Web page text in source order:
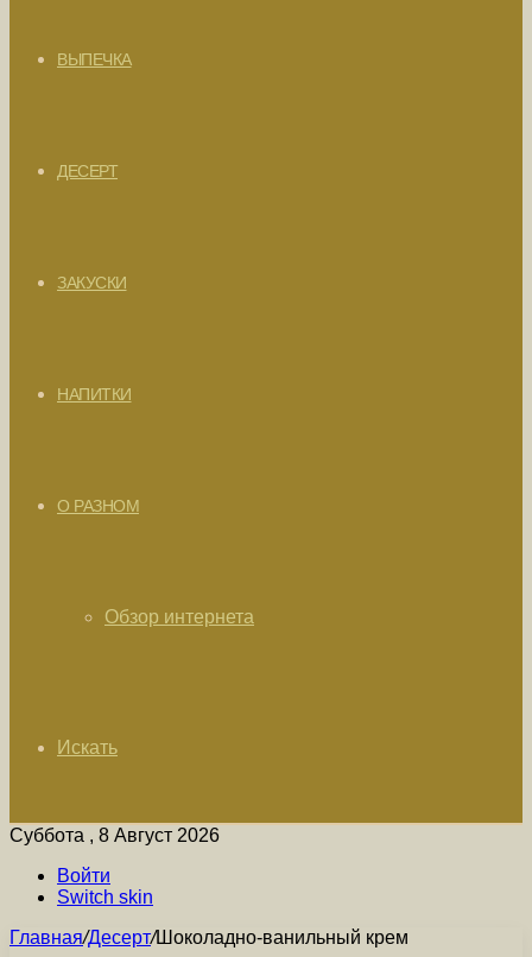
ВЫПЕЧКА
ДЕСЕРТ
ЗАКУСКИ
НАПИТКИ
О РАЗНОМ
Обзор интернета
Искать
Суббота , 8 Август 2026
Войти
Switch skin
Главная/Десерт/Шоколадно-ванильный крем